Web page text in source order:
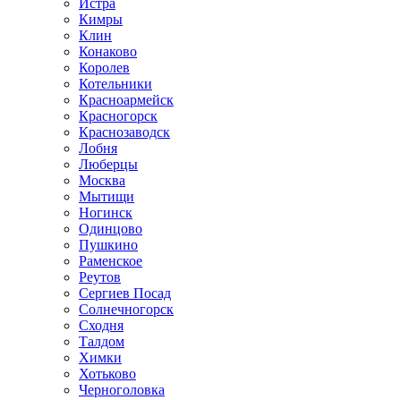
Истра
Кимры
Клин
Конаково
Королев
Котельники
Красноармейск
Красногорск
Краснозаводск
Лобня
Люберцы
Москва
Мытищи
Ногинск
Одинцово
Пушкино
Раменское
Реутов
Сергиев Посад
Солнечногорск
Сходня
Талдом
Химки
Хотьково
Черноголовка